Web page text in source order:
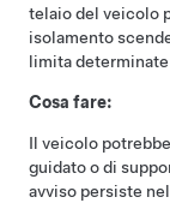
telaio del veicolo
isolamento
limita
Cosa fare:
Il veicolo
guidato o di
avviso persiste